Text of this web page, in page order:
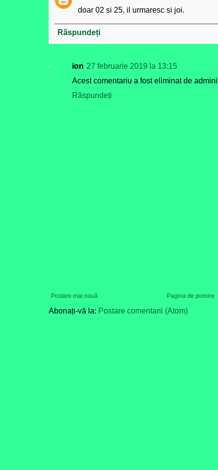
doar 02 si 25. il urmaresc si joi.
Răspundeți
ion 27 februarie 2019 la 13:15
Acest comentariu a fost eliminat de
Răspundeți
Postare mai nouă Pagina de pornire
Abonați-vă la: Postare comentarii (Atom)